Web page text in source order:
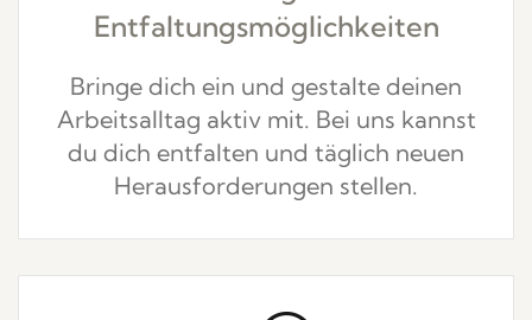
Entfaltungsmöglichkeiten
Bringe dich ein und gestalte deinen
Arbeitsalltag aktiv mit. Bei uns kannst
du dich entfalten und täglich neuen
Herausforderungen stellen.